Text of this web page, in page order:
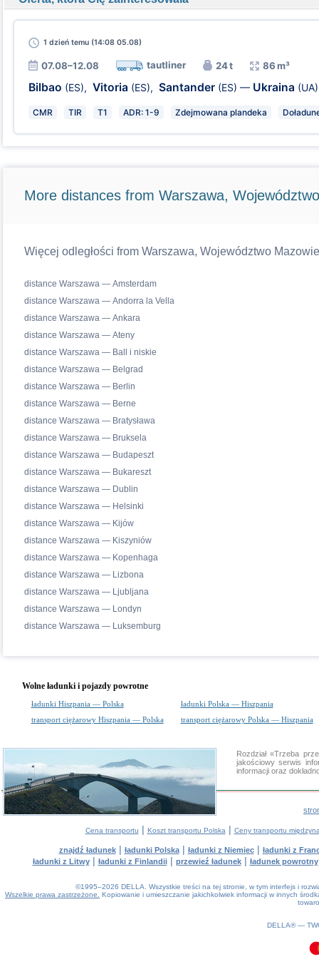
1 dzieńtemu (14:08 05.08)
07.08–12.08 tautliner 24 t 86 m³
Bilbao (ES), Vitoria (ES), Santander (ES) — Ukraina (UA)
CMR TIR T1 ADR: 1-9 Zdejmowana plandeka
More distances from Warszawa,
Więcej odległości from Warszawa, Województwo
distance Warszawa — Amsterdam
distance Warszawa — Andorra la Vella
distance Warszawa — Ankara
distance Warszawa — Ateny
distance Warszawa — Ball i niskie
distance Warszawa — Belgrad
distance Warszawa — Berlin
distance Warszawa — Berne
distance Warszawa — Bratysława
distance Warszawa — Bruksela
distance Warszawa — Budapeszt
distance Warszawa — Bukareszt
distance Warszawa — Dublin
distance Warszawa — Helsinki
distance Warszawa — Kijów
distance Warszawa — Kiszyniów
distance Warszawa — Kopenhaga
distance Warszawa — Lizbona
distance Warszawa — Ljubljana
distance Warszawa — Londyn
distance Warszawa — Luksemburg
Wolne ładunki i pojazdy powrotne
ładunki Hiszpania — Polska
ładunki Polska — Hiszpania
transport ciężarowy Hiszpania — Polska
transport ciężarowy Polska — Hiszpania
Rozdział «Trzeba
jakościowy serwis
informacji oraz
Cena transportu | Koszt transportu Polska | Ceny transportu
znajdź ładunek| ładunki Polska| ładunki z Niemiec| ładunki z
ładunki z Litwy| ładunki z Finlandii| przewieź ładunek| ładunek powrotny
©1995–2026 DELLA. Wszystkie treści na tej stronie, w tym interfejs i
Wszelkie prawa zastrzeżone.
Kopiowanie i umieszczanie jakichkolwiek informacji w innych
DELLA® —